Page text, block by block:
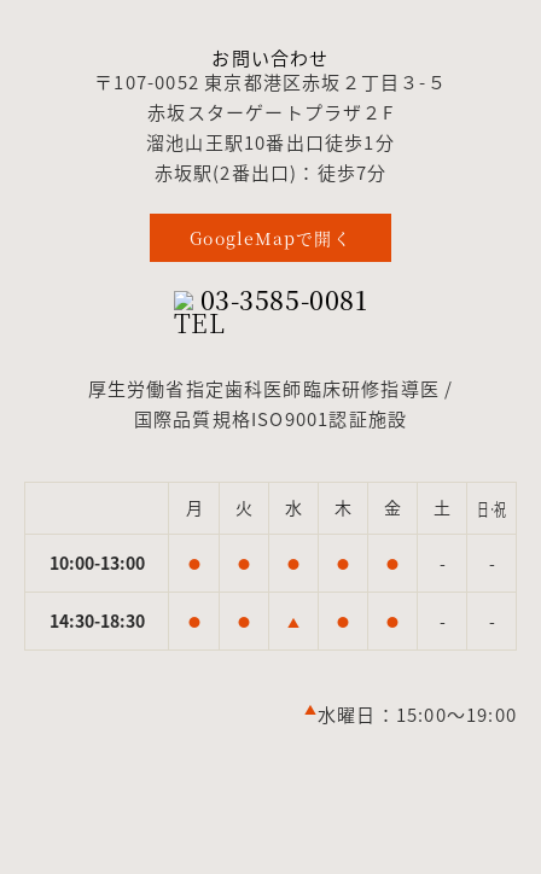
お問い合わせ
〒107-0052 東京都港区赤坂２丁目３-５
赤坂スターゲートプラザ２F
溜池山王駅10番出口徒歩1分
赤坂駅(2番出口)：徒歩7分
GoogleMapで開く
03-3585-0081
厚生労働省指定歯科医師臨床研修指導医 /
国際品質規格ISO9001認証施設
月 火 水 木 金 土 日·祝
10:00-13:00 ● ● ● ● ● - -
14:30-18:30 ● ● ▲ ● ● - -
▲水曜日：15:00～19:00